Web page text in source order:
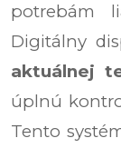
potrebám
Digitálny
aktuálnej
úplnú
Tento